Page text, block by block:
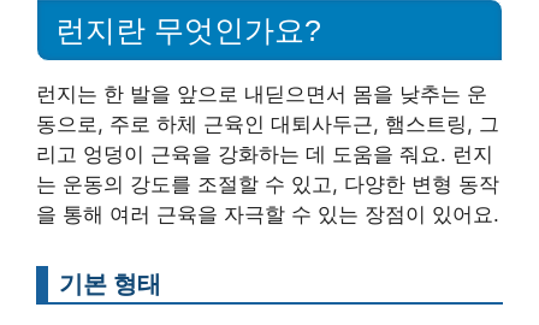
런지란 무엇인가요?
런지는 한 발을 앞으로 내딛으면서 몸을 낮추는 운
동으로, 주로 하체 근육인 대퇴사두근, 햄스트링, 그
리고 엉덩이 근육을 강화하는 데 도움을 줘요. 런지
는 운동의 강도를 조절할 수 있고, 다양한 변형 동작
을 통해 여러 근육을 자극할 수 있는 장점이 있어요.
기본 형태